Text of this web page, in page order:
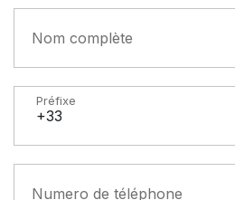
Nom complète
+33
Préfixe
Numero de téléphone